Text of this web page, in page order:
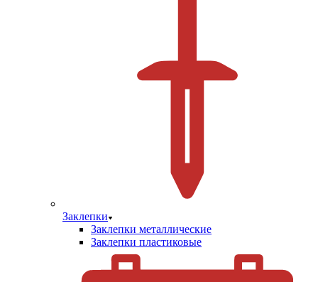
Заклепки
Заклепки металлические
Заклепки пластиковые